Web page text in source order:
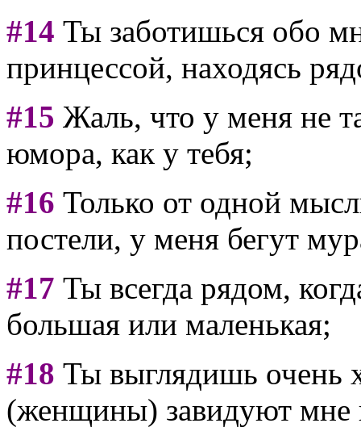
#14 Ты заботишься обо
принцессой, находясь
#15 Жаль, что у меня не
юмора, как у тебя;
#16 Только от одной
постели, у меня бегут
#17 Ты всегда рядом,
большая или маленькая;
#18 Ты выглядишь очень
(женщины) завидуют мне